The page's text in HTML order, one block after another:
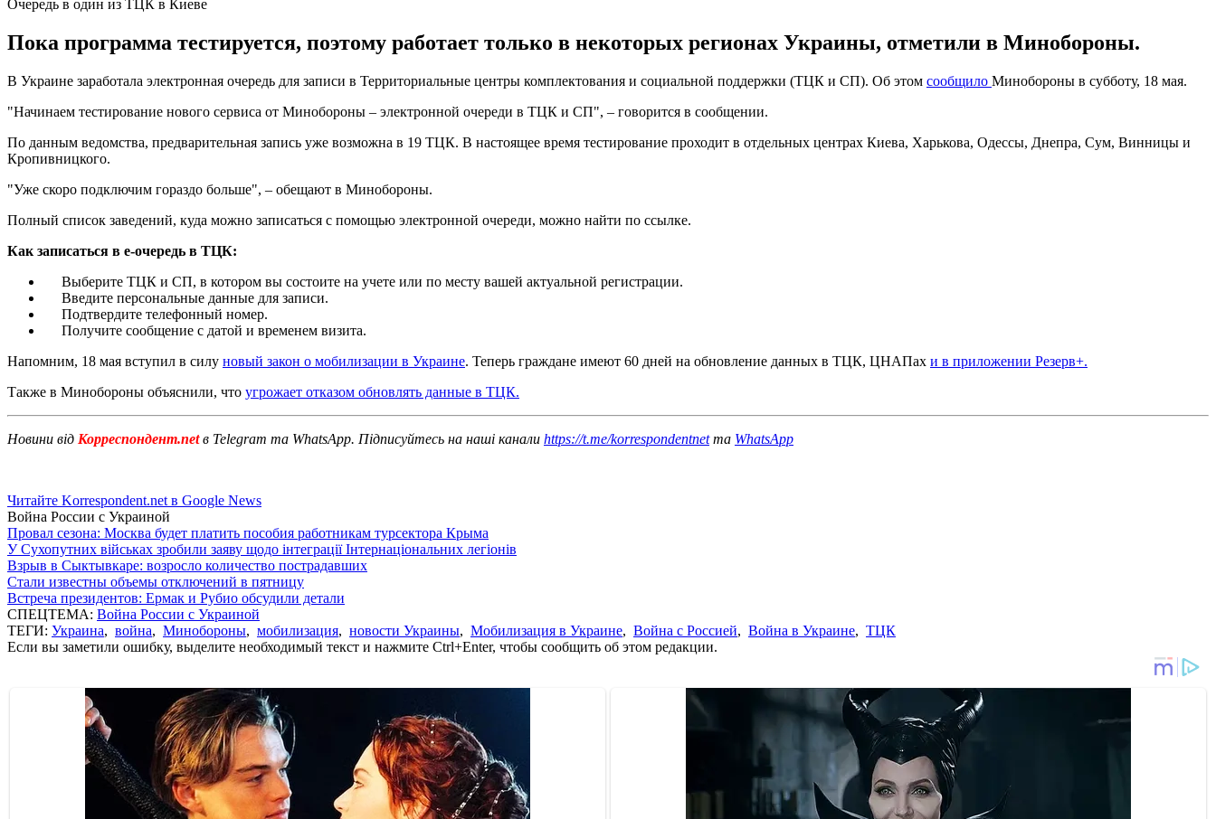
Очередь в один из ТЦК в Киеве
Пока программа тестируется, поэтому работает только в некоторых регионах Украины, отметили в Минобороны.
В Украине заработала электронная очередь для записи в Территориальные центры комплектования и социальной поддержки (ТЦК и СП). Об этом сообщило Минобороны в субботу, 18 мая.
"Начинаем тестирование нового сервиса от Минобороны – электронной очереди в ТЦК и СП", – говорится в сообщении.
По данным ведомства, предварительная запись уже возможна в 19 ТЦК. В настоящее время тестирование проходит в отдельных центрах Киева, Харькова, Одессы, Днепра, Сум, Винницы и
Кропивницкого.
"Уже скоро подключим гораздо больше", – обещают в Минобороны.
Полный список заведений, куда можно записаться с помощью электронной очереди, можно найти по ссылке.
Как записаться в е-очередь в ТЦК:
Выберите ТЦК и СП, в котором вы состоите на учете или по месту вашей актуальной регистрации.
Введите персональные данные для записи.
Подтвердите телефонный номер.
Получите сообщение с датой и временем визита.
Напомним, 18 мая вступил в силу новый закон о мобилизации в Украине. Теперь граждане имеют 60 дней на обновление данных в ТЦК, ЦНАПах и в приложении Резерв+.
Также в Минобороны объяснили, что угрожает отказом обновлять данные в ТЦК.
Новини від Корреспондент.netв Telegram та WhatsApp. Підписуйтесь на наші канали https://t.me/korrespondentnetта WhatsApp
Читайте Korrespondent.net в Google News
Война России с Украиной
Провал сезона: Москва будет платить пособия работникам турсектора Крыма
У Сухопутних військах зробили заяву щодо інтеграції Інтернаціональних легіонів
Взрыв в Сыктывкаре: возросло количество пострадавших
Стали известны объемы отключений в пятницу
Встреча президентов: Ермак и Рубио обсудили детали
СПЕЦТЕМА: Война России с Украиной
ТЕГИ: Украина, война, Минобороны, мобилизация, новости Украины, Мобилизация в Украине, Война с Россией, Война в Украине, ТЦК
Если вы заметили ошибку, выделите необходимый текст и нажмите Ctrl+Enter, чтобы сообщить об этом редакции.